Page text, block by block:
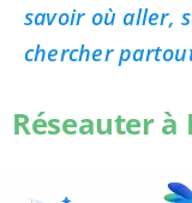
savoir où aller,
chercher
Réseauter à